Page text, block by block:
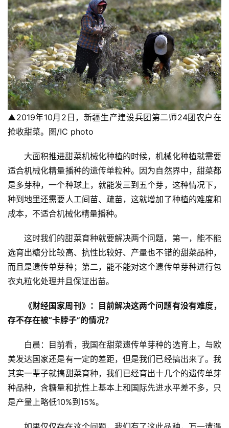
▲2019年10月2日，新疆生产建设兵团第二师24团农户在
抢收甜菜。图/IC photo
大面积推进甜菜机械化种植的时候，机械化种植就需要
适合机械化精量播种的遗传单粒种。因为自然界中，甜菜都
是多芽种，一个种球上，就能发三到五个芽，这种情况下，
种到地里还需要人工间苗、疏苗，这就增加了种植的难度和
成本，不适合机械化精量播种。
这时我们的甜菜育种就要解决两个问题，第一，能不能
选育出糖分比较高、抗性比较好、产量也不错的甜菜品种，
而且是遗传单芽种；第二，能不能对这个遗传单芽种进行包
衣丸粒化处理并且保证出苗。
《财经国家周刊》：目前解决这两个问题有没有难度，
存不存在被“卡脖子”的情况？
白晨：目前看，我国在甜菜遗传单芽种的选育上，与欧
美发达国家还是有一定的差距，但是我们已经搞出来了。我
其实一辈子就搞甜菜育种，我们已经育出十几个的遗传单芽
种品种，含糖量和抗性上基本上和国际先进水平差不多，只
是产量上略低10%到15%。